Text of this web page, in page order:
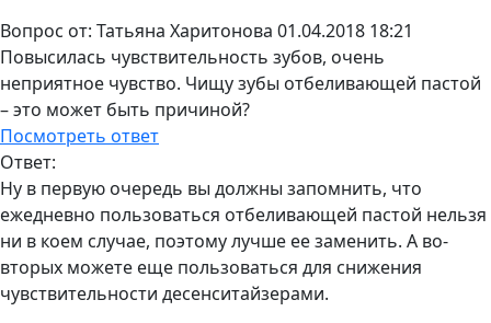
Вопрос от: Татьяна Харитонова 01.04.2018 18:21
Повысилась чувствительность зубов, очень
неприятное чувство. Чищу зубы отбеливающей пастой
– это может быть причиной?
Посмотреть ответ
Ответ:
Ну в первую очередь вы должны запомнить, что
ежедневно пользоваться отбеливающей пастой нельзя
ни в коем случае, поэтому лучше ее заменить. А во-
вторых можете еще пользоваться для снижения
чувствительности десенситайзерами.